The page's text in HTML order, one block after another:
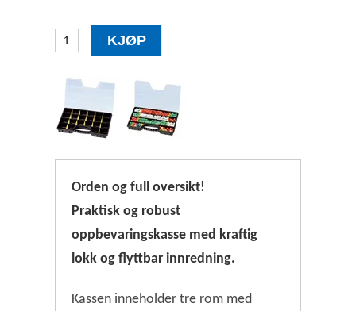
Orden og full oversikt!
Praktisk og robust
oppbevaringskasse med kraftig
lokk og flyttbar innredning.
Kassen inneholder tre rom med